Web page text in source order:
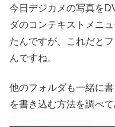
今日デジカメの写真を
ダのコンテキストメニ
たんですが、これだと
んですね。
他のフォルダも一緒に
を書き込む方法を調べて